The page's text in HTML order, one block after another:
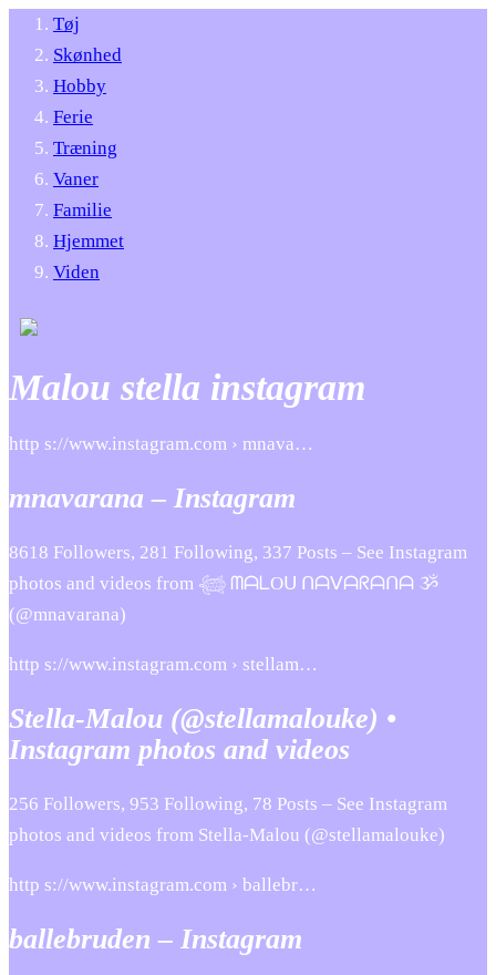
Tøj
Skønhed
Hobby
Ferie
Træning
Vaner
Familie
Hjemmet
Viden
Malou stella instagram
http s://www.instagram.com › mnava…
mnavarana – Instagram
8618 Followers, 281 Following, 337 Posts – See Instagram
photos and videos from 𓆉 ᗰᗩᒪOᑌ ᑎᗩᐯᗩᖇᗩᑎᗩ ૐ
(@mnavarana)
http s://www.instagram.com › stellam…
Stella-Malou (@stellamalouke) •
Instagram photos and videos
256 Followers, 953 Following, 78 Posts – See Instagram
photos and videos from Stella-Malou (@stellamalouke)
http s://www.instagram.com › ballebr…
ballebruden – Instagram